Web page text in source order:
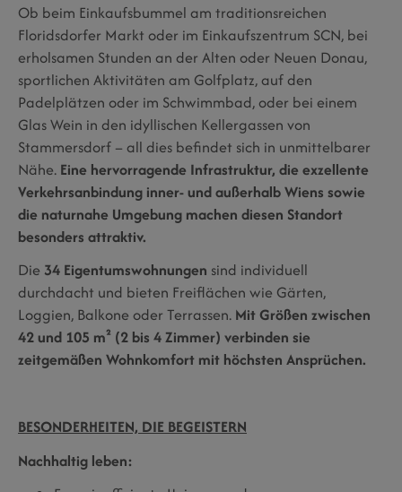
Ob beim Einkaufsbummel am traditionsreichen
Floridsdorfer Markt oder im Einkaufszentrum SCN, bei
erholsamen Stunden an der Alten oder Neuen Donau,
sportlichen Aktivitäten am Golfplatz, auf den
Padelplätzen oder im Schwimmbad, oder bei einem
Glas Wein in den idyllischen Kellergassen von
Stammersdorf – all dies befindet sich in unmittelbarer
Nähe. Eine hervorragende Infrastruktur, die exzellente
Verkehrsanbindung inner- und außerhalb Wiens sowie
die naturnahe Umgebung machen diesen Standort
besonders attraktiv.
Die 34 Eigentumswohnungen sind individuell
durchdacht und bieten Freiflächen wie Gärten,
Loggien, Balkone oder Terrassen. Mit Größen zwischen
42 und 105 m² (2 bis 4 Zimmer) verbinden sie
zeitgemäßen Wohnkomfort mit höchsten Ansprüchen.
BESONDERHEITEN, DIE BEGEISTERN
Nachhaltig leben: